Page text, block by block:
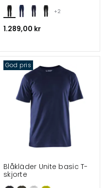
+2
1.289,00 kr
God pris
Blåkläder Unite basic T-
skjorte